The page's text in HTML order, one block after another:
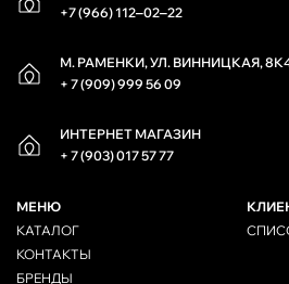
+7 (966) 112‒02‒22
М. РАМЕНКИ, УЛ. ВИННИЦКАЯ,
+ 7 (909) 999 56 09
ИНТЕРНЕТ МАГАЗИН
+ 7 (903) 017 57 77
МЕНЮ
КАТАЛОГ
КОНТАКТЫ
БРЕНДЫ